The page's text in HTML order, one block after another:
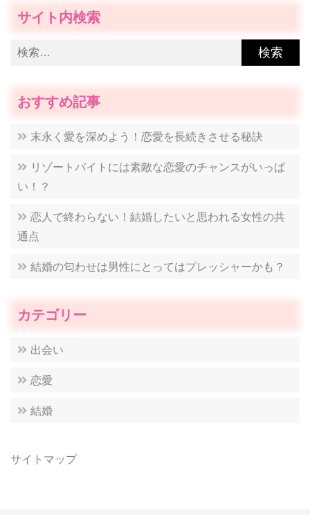
サイト内検索
検
おすすめ記事
末永く愛を深めよう！恋愛を長続きさせる秘訣
リゾートバイトには素敵な恋愛のチャンスがいっぱ
い！？
恋人で終わらない！結婚したいと思われる女性の共
通点
結婚の匂わせは男性にとってはプレッシャーかも？
カテゴリー
出会い
恋愛
結婚
サイトマップ